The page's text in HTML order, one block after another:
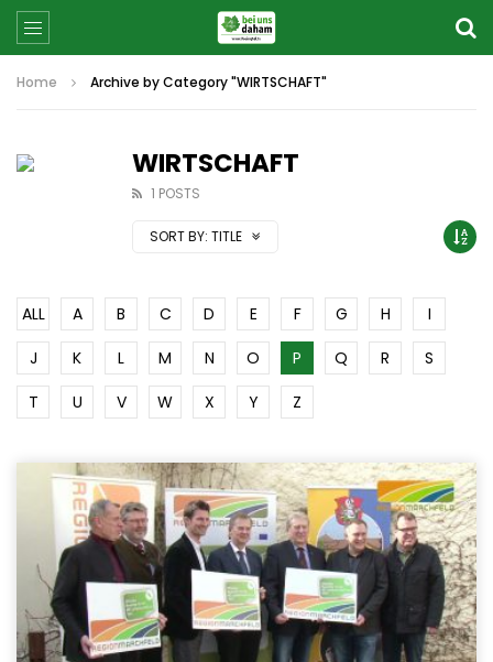
Home Archive by Category "WIRTSCHAFT"
WIRTSCHAFT
1 POSTS
SORT BY: TITLE
ALL A B C D E F G H
I
J
K L M N O P Q R
S
T
U V W X Y Z